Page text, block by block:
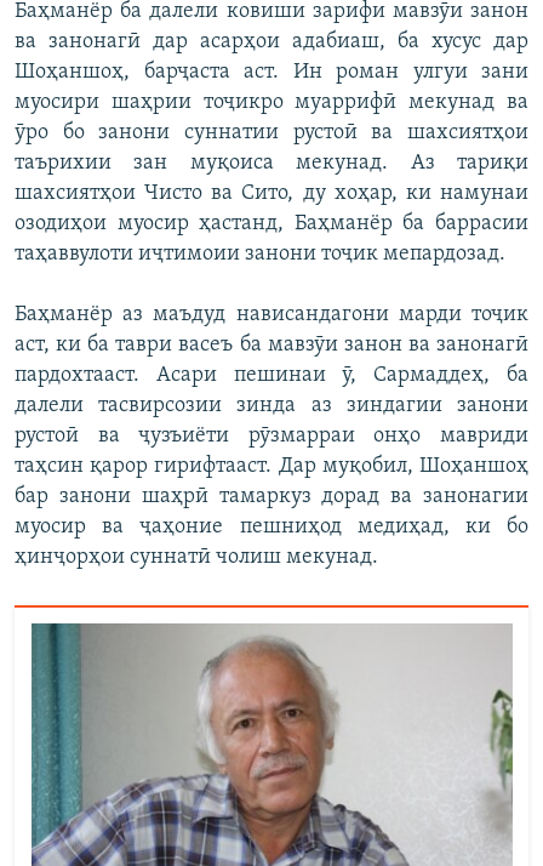
Баҳманёр ба далели ковиши зарифи мавзӯи занон
ва занонагӣ дар асарҳои адабиаш, ба хусус дар
Шоҳаншоҳ, барҷаста аст. Ин роман улгуи зани
муосири шаҳрии тоҷикро муаррифӣ мекунад ва
ӯро бо занони суннатии рустоӣ ва шахсиятҳои
таърихии зан муқоиса мекунад. Аз тариқи
шахсиятҳои Чисто ва Сито, ду хоҳар, ки намунаи
озодиҳои муосир ҳастанд, Баҳманёр ба баррасии
таҳаввулоти иҷтимоии занони тоҷик мепардозад.
Баҳманёр аз маъдуд нависандагони марди тоҷик
аст, ки ба таври васеъ ба мавзӯи занон ва занонагӣ
пардохтааст. Асари пешинаи ӯ, Сармаддеҳ, ба
далели тасвирсозии зинда аз зиндагии занони
рустоӣ ва ҷузъиёти рӯзмарраи онҳо мавриди
таҳсин қарор гирифтааст. Дар муқобил, Шоҳаншоҳ
бар занони шаҳрӣ тамаркуз дорад ва занонагии
муосир ва ҷаҳоние пешниҳод медиҳад, ки бо
ҳинҷорҳои суннатӣ чолиш мекунад.